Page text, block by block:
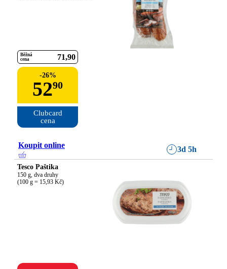
Běžná
cena
71 90
-26%
5290
Clubcard
cena
Koupit online 3d 5h
Tesco Paštika
150 g, dva druhy
(100 g = 15,93 Kč)